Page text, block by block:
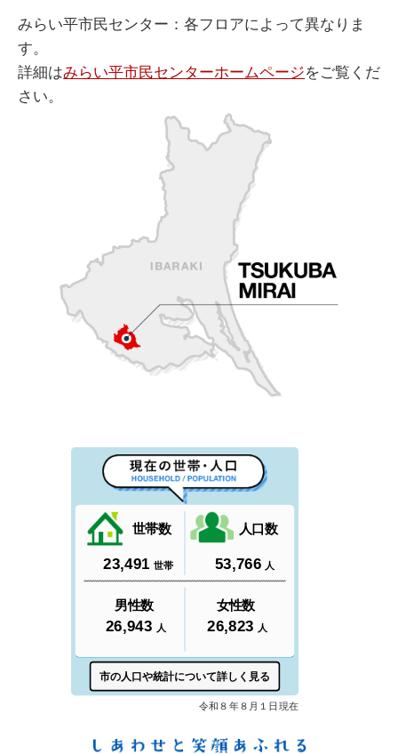
みらい平市民センター：各フロアによって異なりま
す。
詳細はみらい平市民センターホームページをご覧くだ
さい。